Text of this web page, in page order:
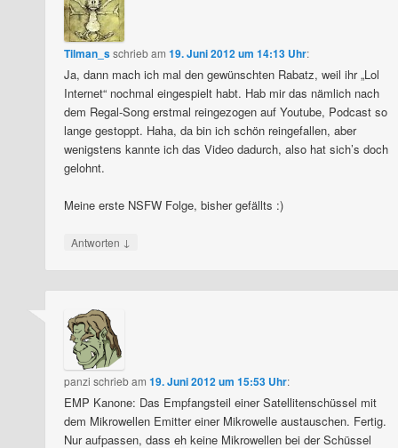
Tilman_sschriebam19. Juni 2012 um 14:13 Uhr:
Ja, dann mach ich mal den gewünschten Rabatz, weil ihr „Lol
Internet“ nochmal eingespielt habt. Hab mir das nämlich nach
dem Regal-Song erstmal reingezogen auf Youtube, Podcast so
lange gestoppt. Haha, da bin ich schön reingefallen, aber
wenigstens kannte ich das Video dadurch, also hat sich’s doch
gelohnt.
Meine erste NSFW Folge, bisher gefällts :)
Antworten ↓
panzi schriebam19. Juni 2012 um 15:53 Uhr:
EMP Kanone: Das Empfangsteil einer Satellitenschüssel mit
dem Mikrowellen Emitter einer Mikrowelle austauschen. Fertig.
Nur aufpassen, dass eh keine Mikrowellen bei der Schüssel